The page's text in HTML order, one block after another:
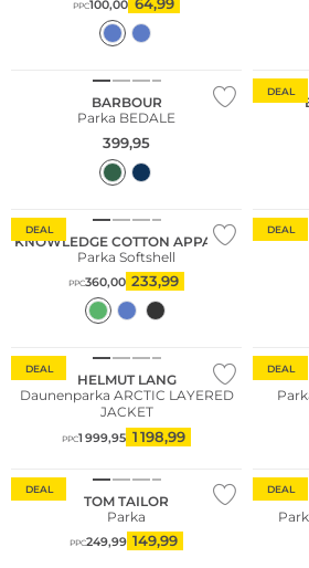
PPC100,00
Meilleures ventes
BARBOUR
Parka BEDALE
399,95
DEAL
DEAL
KNOWLEDGE COTTON APPAREL
Parka Softshell
PPC360,00 233,99
DEAL
DEAL
HELMUT LANG
Daunenparka ARCTIC LAYERED
JACKET
PPC1 999,95 1 198,99
DEAL
Grandes
DEAL
TOM TAILOR
Parka
PPC249,99 149,99
DEAL